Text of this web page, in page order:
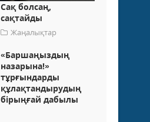
Сақ болсаң,
сақтайды
Жаңалықтар
«Баршаңыздың
назарына!»
тұрғындарды
құлақтандырудың
бірыңғай дабылы